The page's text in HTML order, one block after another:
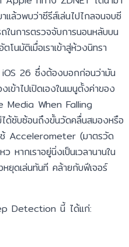
แล้วพบว่าซีรีส์เล่นไปไกลจนจบซี
ในการตรวจจับการนอนหลับบน
นมัติเมื่อเราเข้าสู่ห้วงนิทรา
iOS 26 ซึ่งต้องบอกก่อนว่ามัน
ข้าไปเปิดเองในเมนูตั้งค่าของ
Media When Falling
ด้ซับซ้อนถึงขั้นวัดคลื่นสมองหรือ
ช้ Accelerometer (มาตรวัด
หากเราอยู่นิ่งเป็นเวลานานใน
ยุดเล่นทันที คล้ายกับฟีเจอร์
Detection นี้ ได้แก่: